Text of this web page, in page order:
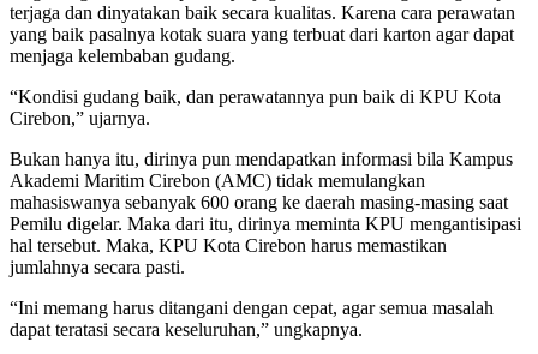
terjaga dan dinyatakan baik secara kualitas. Karena cara perawatan
yang baik pasalnya kotak suara yang terbuat dari karton agar dapat
menjaga kelembaban gudang.
“Kondisi gudang baik, dan perawatannya pun baik di KPU Kota
Cirebon,” ujarnya.
Bukan hanya itu, dirinya pun mendapatkan informasi bila Kampus
Akademi Maritim Cirebon (AMC) tidak memulangkan
mahasiswanya sebanyak 600 orang ke daerah masing-masing saat
Pemilu digelar. Maka dari itu, dirinya meminta KPU mengantisipasi
hal tersebut. Maka, KPU Kota Cirebon harus memastikan
jumlahnya secara pasti.
“Ini memang harus ditangani dengan cepat, agar semua masalah
dapat teratasi secara keseluruhan,” ungkapnya.